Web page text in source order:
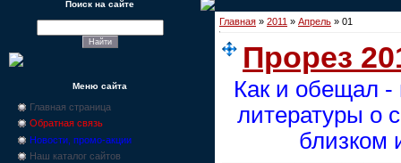
Поиск на сайте
Меню сайта
Главная страница
Обратная связь
Новости, промо-акции
Наш каталог сайтов
Главная » 2011 » Апрель » 01
Прорез
Как и обещал
литературы о
близком